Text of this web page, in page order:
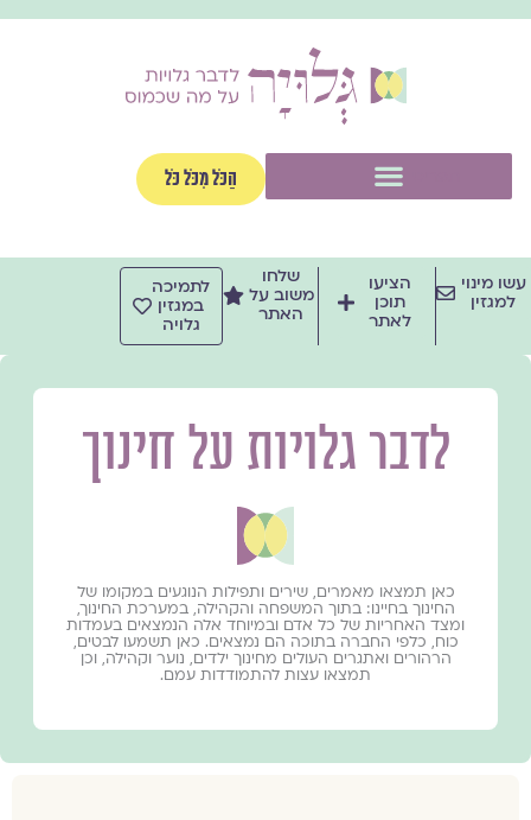
הַכֹּל מִכֹּל כֹּל
עשו מינוי
למגזין
הציעו
תוכן
לאתר
שלחו
משוב על
האתר
לתמיכה
במגזין
גלויה
לדבר גלויות על חינוך
כאן תמצאו מאמרים, שירים ותפילות הנוגעים במקומו של
החינוך בחיינו: בתוך המשפחה והקהילה, במערכת החינוך,
ומצד האחריות של כל אדם ובמיוחד אלה הנמצאים בעמדות
כוח, כלפי החברה בתוכה הם נמצאים. כאן תשמעו לבטים,
הרהורים ואתגרים העולים מחינוך ילדים, נוער וקהילה, וכן
תמצאו עצות להתמודדות עמם.